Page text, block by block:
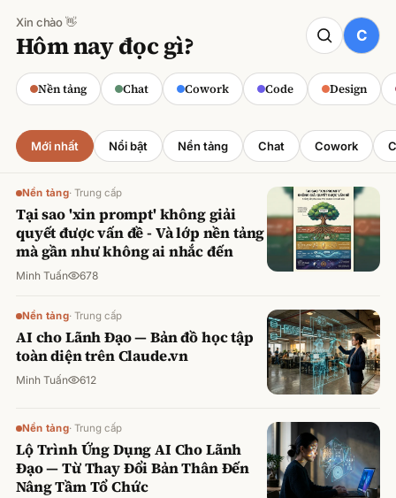
Xin chào 👋
Hôm nay đọc gì?
Nền tảng Chat Cowork Code Design
CODE
Claude cho Sales: Dự báo doanh số
chính xác
Minh Tuấn ·800 lượt xem
Mới nhất Nổi bật Nền tảng Chat Cowork
Nền tảng· Trung cấp
Tại sao 'xin prompt' không giải
quyết được vấn đề - Và lớp nền tảng
mà gần như không ai nhắc đến
Minh Tuấn 678
Nền tảng· Trung cấp
AI cho Lãnh Đạo — Bản đồ học tập
toàn diện trên Claude.vn
Minh Tuấn 612
Nền tảng· Trung cấp
Lộ Trình Ứng Dụng AI Cho Lãnh
Đạo — Từ Thay Đổi Bản Thân Đến
Nâng Tầm Tổ Chức